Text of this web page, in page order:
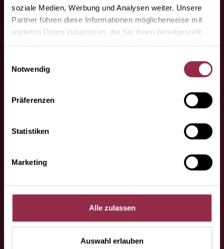
soziale Medien, Werbung und Analysen weiter. Unsere
Partner führen diese Informationen möglicherweise mit
weiteren Daten zusammen, die Sie ihnen bereitgestellt
haben oder die sie im Rahmen Ihrer Nutzung der Dienste
Notwendig
Präferenzen
Statistiken
Marketing
Alle zulassen
Auswahl erlauben
specializzati.
Qui troverete i nostri partner
specializzati.
Contattateci, saremo lieti di aiutarvi.